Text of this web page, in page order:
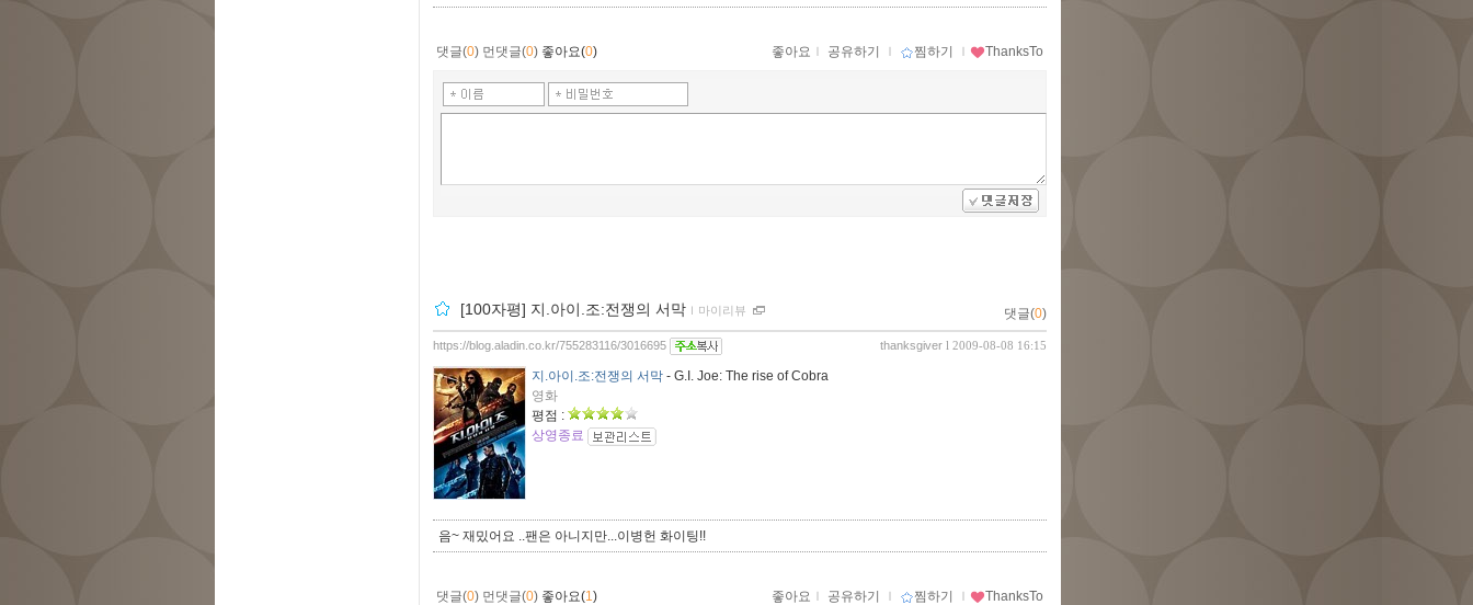
댓글(0) 먼댓글(0) 좋아요(0) 좋아요 ｌ 공유하기 ｌ 찜하기 ｌ ThanksTo
[100자평] 지.아이.조:전쟁의 서막 ｌ 마이리뷰 댓글(0)
thanksgiver l 2009-08-08 16:15
https://blog.aladin.co.kr/755283116/3016695
지.아이.조:전쟁의 서막 - G.I. Joe: The rise of Cobra
영화
평점 :
상영종료
음~ 재밌어요 ..팬은 아니지만...이병헌 화이팅!!
댓글(0) 먼댓글(0) 좋아요(1) 좋아요 ｌ 공유하기 ｌ 찜하기 ｌ ThanksTo